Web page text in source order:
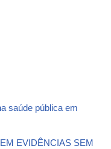
saúde pública em
EVIDÊNCIAS SEM